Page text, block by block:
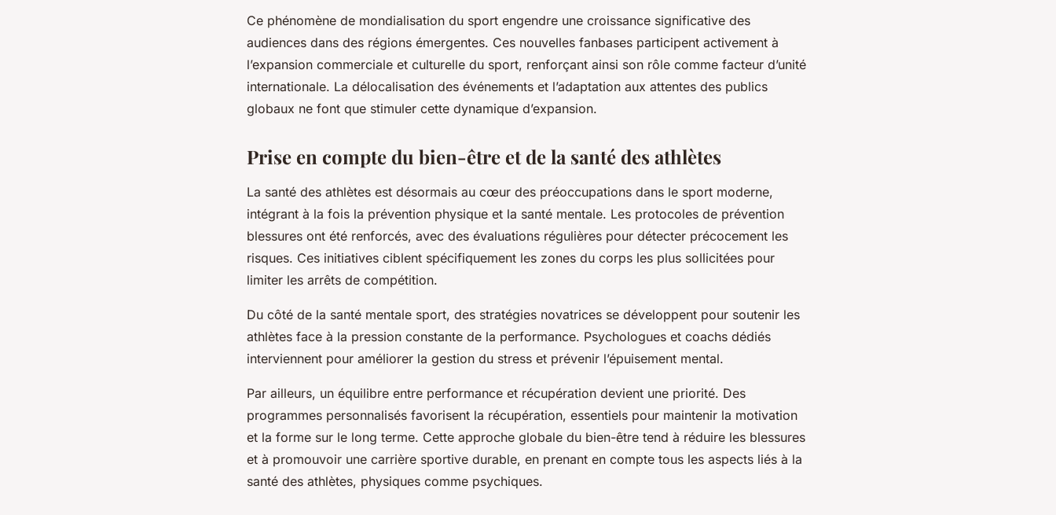
Ce phénomène de mondialisation du sport engendre une croissance significative des
audiences dans des régions émergentes. Ces nouvelles fanbases participent activement à
l’expansion commerciale et culturelle du sport, renforçant ainsi son rôle comme facteur d’unité
internationale. La délocalisation des événements et l’adaptation aux attentes des publics
globaux ne font que stimuler cette dynamique d’expansion.
Prise en compte du bien-être et de la santé des athlètes
La santé des athlètes est désormais au cœur des préoccupations dans le sport moderne,
intégrant à la fois la prévention physique et la santé mentale. Les protocoles de prévention
blessures ont été renforcés, avec des évaluations régulières pour détecter précocement les
risques. Ces initiatives ciblent spécifiquement les zones du corps les plus sollicitées pour
limiter les arrêts de compétition.
Du côté de la santé mentale sport, des stratégies novatrices se développent pour soutenir les
athlètes face à la pression constante de la performance. Psychologues et coachs dédiés
interviennent pour améliorer la gestion du stress et prévenir l’épuisement mental.
Par ailleurs, un équilibre entre performance et récupération devient une priorité. Des
programmes personnalisés favorisent la récupération, essentiels pour maintenir la motivation
et la forme sur le long terme. Cette approche globale du bien-être tend à réduire les blessures
et à promouvoir une carrière sportive durable, en prenant en compte tous les aspects liés à la
santé des athlètes, physiques comme psychiques.